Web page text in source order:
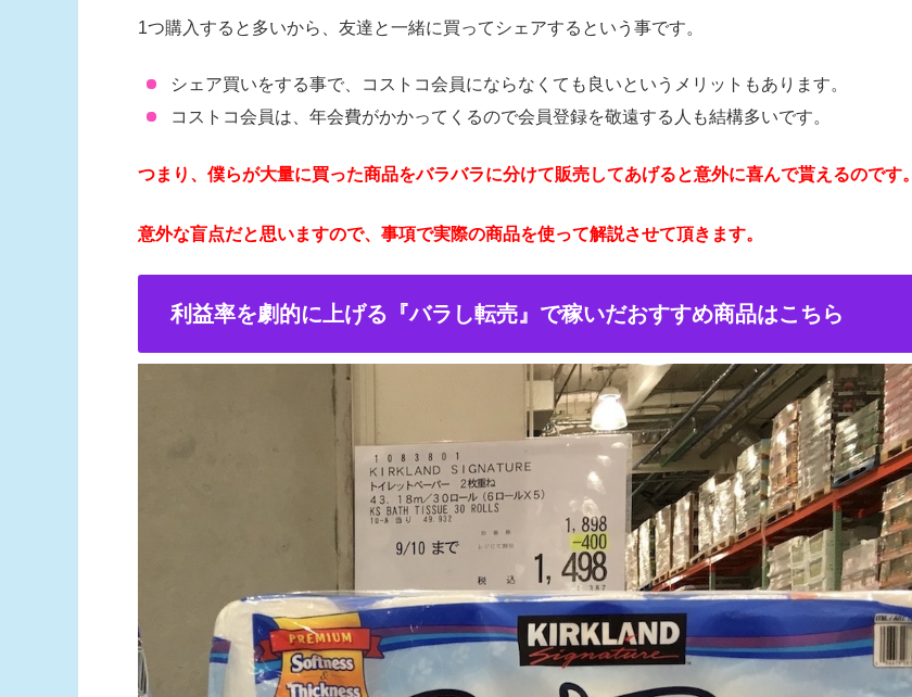
1つ購入すると多いから、友達と一緒に買ってシェアするという事です。
シェア買いをする事で、コストコ会員にならなくても良いというメリットもあります。
コストコ会員は、年会費がかかってくるので会員登録を敬遠する人も結構多いです。
つまり、僕らが大量に買った商品をバラバラに分けて販売してあげると意外に喜んで貰えるのです。
意外な盲点だと思いますので、事項で実際の商品を使って解説させて頂きます。
利益率を劇的に上げる『バラし転売』で稼いだおすすめ商品はこちら